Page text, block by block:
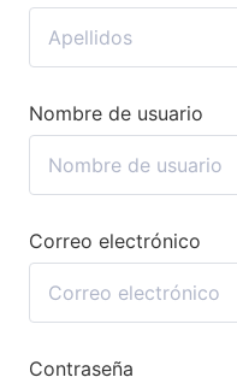
Nombre de usuario
Correo electrónico
Contraseña